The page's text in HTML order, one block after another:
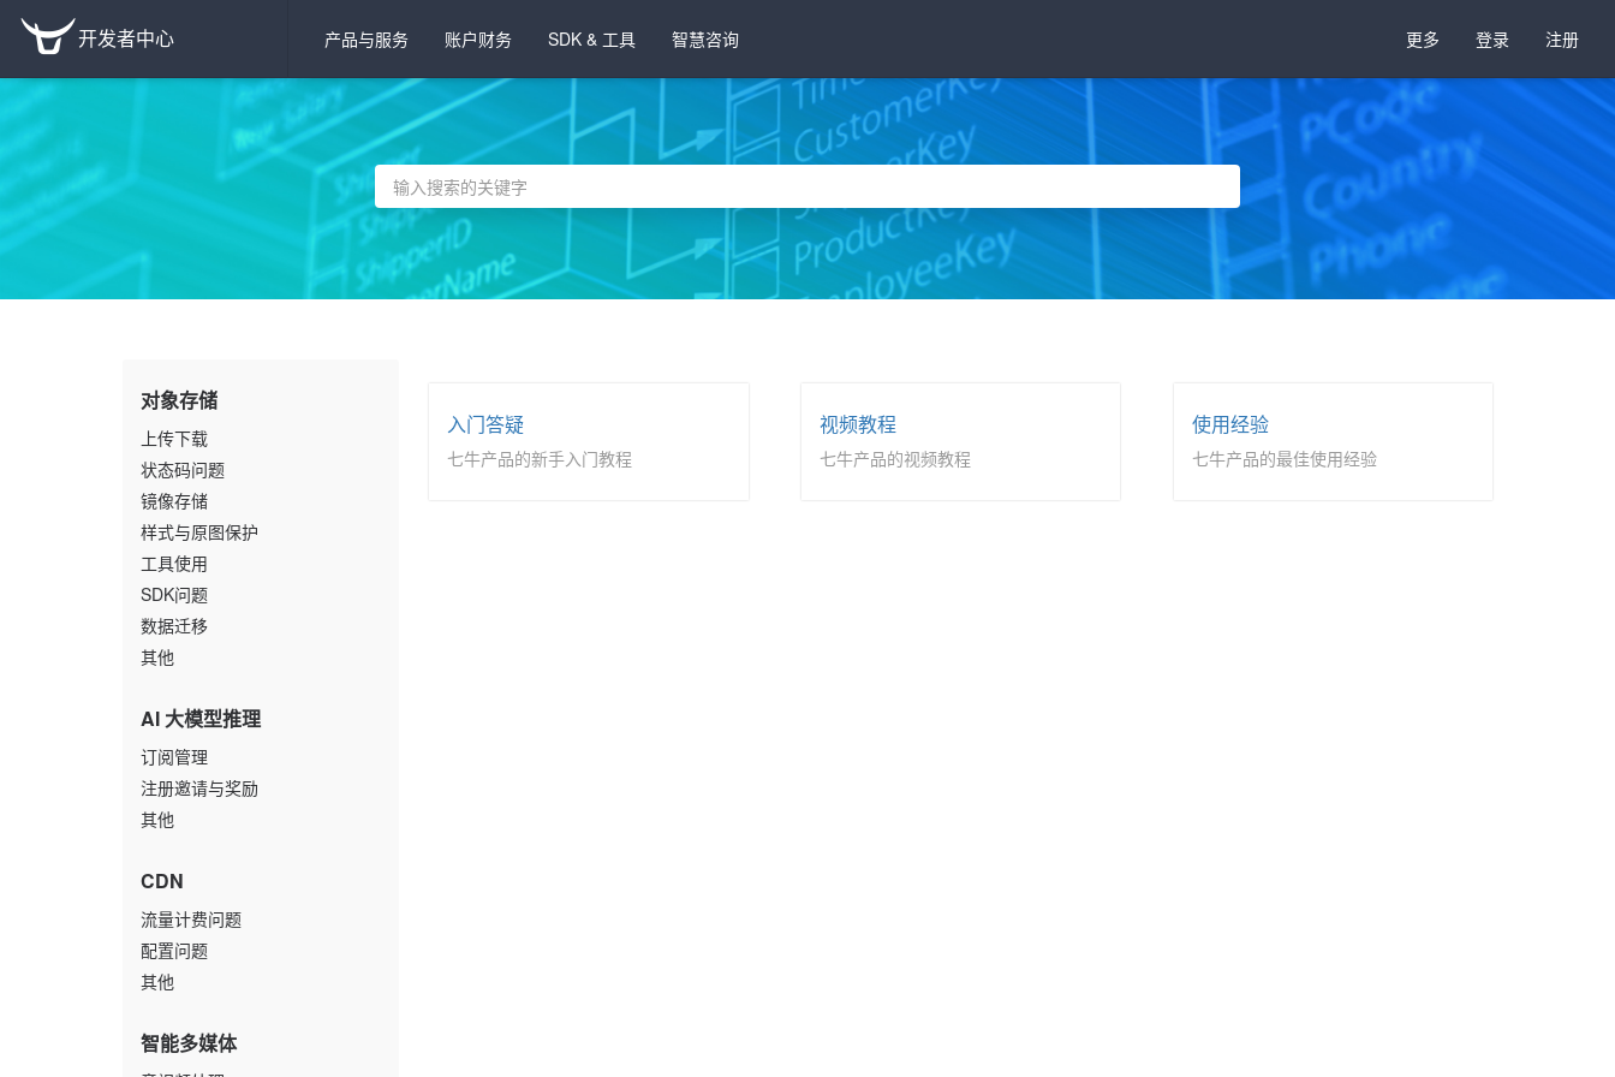
开发者中心 产品与服务 账户财务 SDK & 工具 智慧咨询 更多 登录 注册
对象存储
上传下载
状态码问题
镜像存储
样式与原图保护
工具使用
SDK问题
数据迁移
其他
AI 大模型推理
订阅管理
注册邀请与奖励
其他
CDN
流量计费问题
配置问题
其他
智能多媒体
入门答疑
七牛产品的新手入门教程
视频教程
七牛产品的视频教程
使用经验
七牛产品的最佳使用经验